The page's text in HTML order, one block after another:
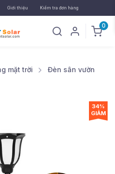
Giới thiệu Kiểm tra đơn hàng
0
mặt trời
Đèn sân vườn
34%
GIẢM